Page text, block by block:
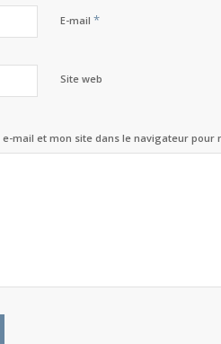
E-mail *
Site web
mail et mon site dans le navigateur pour